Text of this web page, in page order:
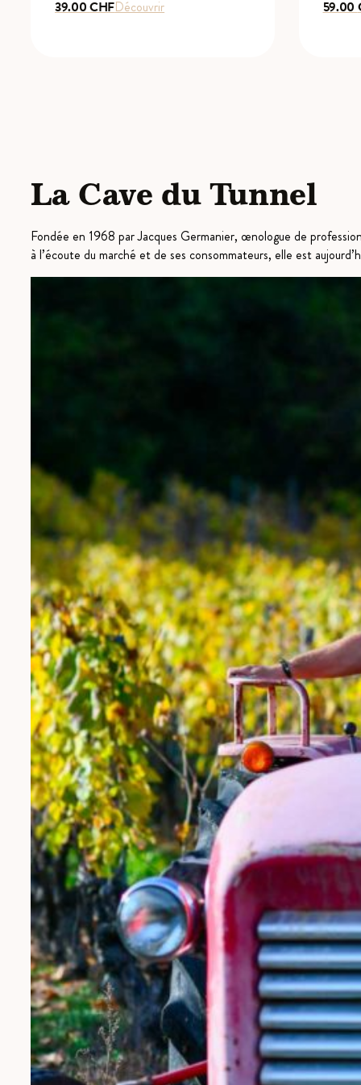
39.00CHFDécouvrir 59.00
La Cave du Tunnel
Fondée en 1968 par Jacques Germanier, œnologue de
à l’écoute du marché et de ses consommateurs, elle est